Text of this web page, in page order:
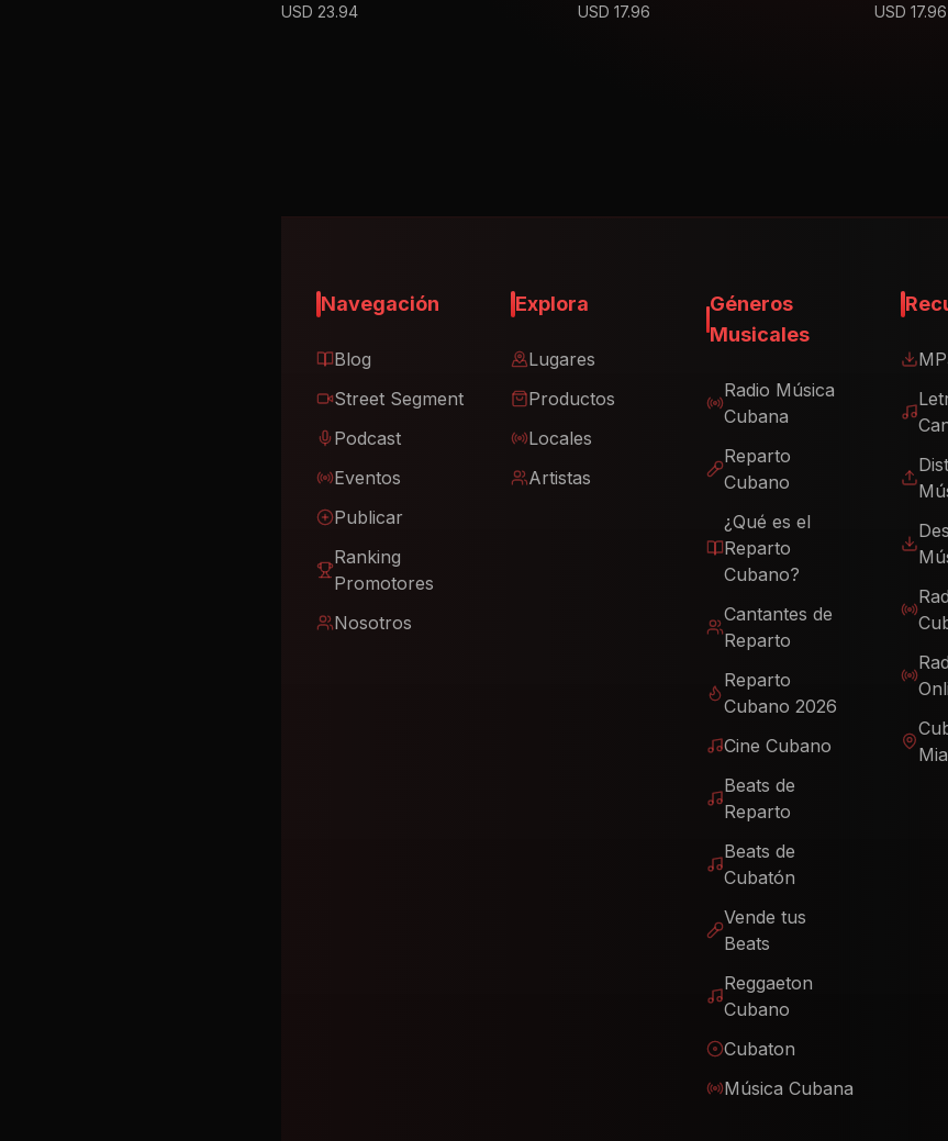
USD 23.94
USD 17.96
USD 17.96
Navegación
Blog
Street Segment
Podcast
Eventos
Publicar
Ranking
Promotores
Nosotros
Explora
Lugares
Productos
Locales
Artistas
Géneros
Musicales
Radio Música
Cubana
Reparto
Cubano
¿Qué es el
Reparto
Cubano?
Cantantes de
Reparto
Reparto
Cubano 2026
Cine Cubano
Beats de
Reparto
Beats de
Cubatón
Vende tus
Beats
Reggaeton
Cubano
Cubaton
Música Cubana